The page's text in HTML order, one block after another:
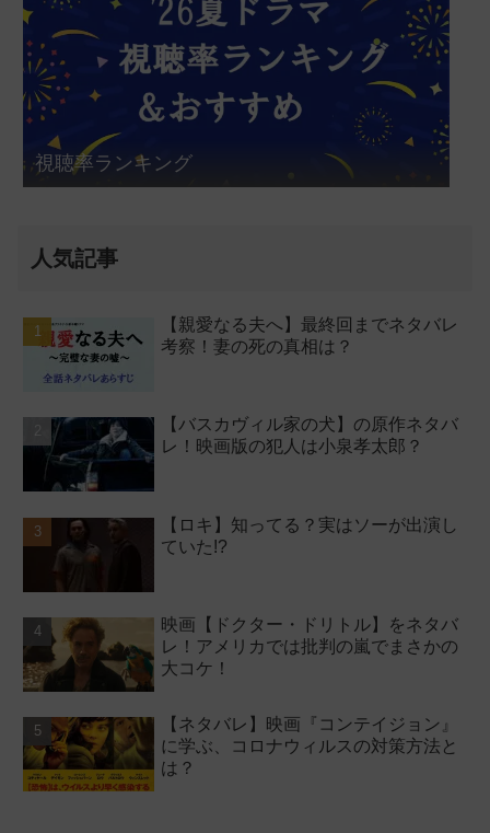
視聴率ランキング
人気記事
【親愛なる夫へ】最終回までネタバレ
考察！妻の死の真相は？
【バスカヴィル家の犬】の原作ネタバ
レ！映画版の犯人は小泉孝太郎？
【ロキ】知ってる？実はソーが出演し
ていた!?
映画【ドクター・ドリトル】をネタバ
レ！アメリカでは批判の嵐でまさかの
大コケ！
【ネタバレ】映画『コンテイジョン』
に学ぶ、コロナウィルスの対策方法と
は？